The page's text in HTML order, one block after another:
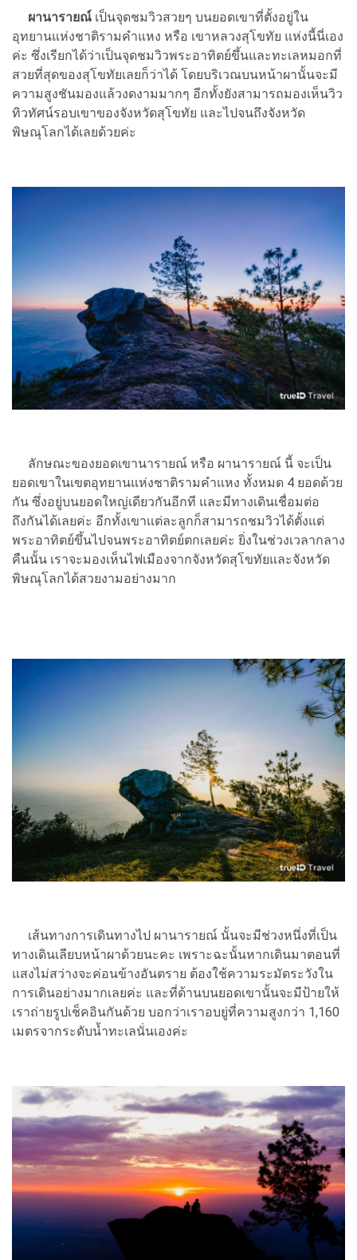
ผานารายณ์ เป็นจุดชมวิวสวยๆ บนยอดเขาที่ตั้งอยู่ใน
อุทยานแห่งชาติรามคำแหง หรือ เขาหลวงสุโขทัย แห่งนี้นี่เอง
ค่ะ ซึ่งเรียกได้ว่าเป็นจุดชมวิวพระอาทิตย์ขึ้นและทะเลหมอกที่
สวยที่สุดของสุโขทัยเลยก็ว่าได้ โดยบริเวณบนหน้าผานั้นจะมี
ความสูงชันมองแล้วงดงามมากๆ อีกทั้งยังสามารถมองเห็นวิว
ทิวทัศน์รอบเขาของจังหวัดสุโขทัย และไปจนถึงจังหวัด
พิษณุโลกได้เลยด้วยค่ะ
ลักษณะของยอดเขานารายณ์ หรือ ผานารายณ์ นี้ จะเป็น
ยอดเขาในเขตอุทยานแห่งชาติรามคำแหง ทั้งหมด 4 ยอดด้วย
กัน ซึ่งอยู่บนยอดใหญ่เดียวกันอีกที และมีทางเดินเชื่อมต่อ
ถึงกันได้เลยค่ะ อีกทั้งเขาแต่ละลูกก็สามารถชมวิวได้ตั้งแต่
พระอาทิตย์ขึ้นไปจนพระอาทิตย์ตกเลยค่ะ ยิ่งในช่วงเวลากลาง
คืนนั้น เราจะมองเห็นไฟเมืองจากจังหวัดสุโขทัยและจังหวัด
พิษณุโลกได้สวยงามอย่างมาก
เส้นทางการเดินทางไป ผานารายณ์ นั้นจะมีช่วงหนึ่งที่เป็น
ทางเดินเลียบหน้าผาด้วยนะคะ เพราะฉะนั้นหากเดินมาตอนที่
แสงไม่สว่างจะค่อนข้างอันตราย ต้องใช้ความระมัดระวังใน
การเดินอย่างมากเลยค่ะ และที่ด้านบนยอดเขานั้นจะมีป้ายให้
เราถ่ายรูปเช็คอินกันด้วย บอกว่าเราอบยู่ที่ความสูงกว่า 1,160
เมตรจากระดับน้ำทะเลนั่นเองค่ะ